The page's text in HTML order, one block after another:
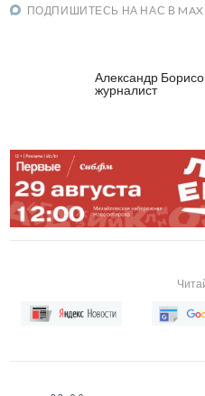
ОЦЕНИТЬ СТАТЬЮ
ПОДПИШИТЕСЬ НА НАС В MAX